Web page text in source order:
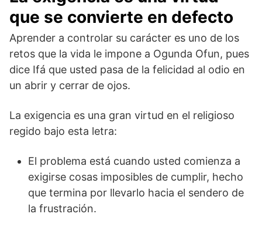
que se convierte en defecto
Aprender a controlar su carácter es uno de los
retos que la vida le impone a Ogunda Ofun, pues
dice Ifá que usted pasa de la felicidad al odio en
un abrir y cerrar de ojos.
La exigencia es una gran virtud en el religioso
regido bajo esta letra:
El problema está cuando usted comienza a
exigirse cosas imposibles de cumplir, hecho
que termina por llevarlo hacia el sendero de
la frustración.